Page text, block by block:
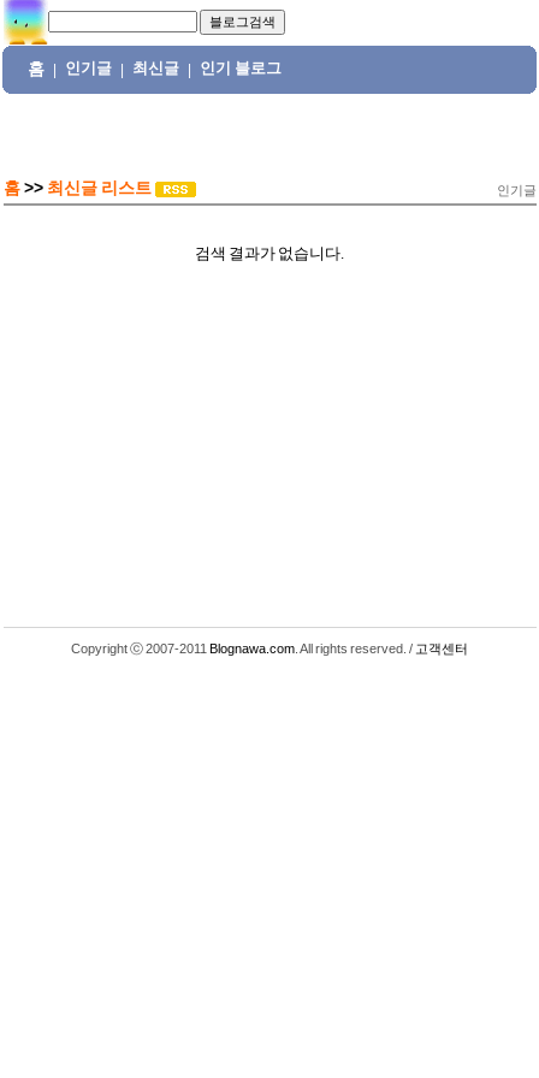
홈 인기글 최신글 인기 블로그
홈 >> 최신글 리스트 인기글
검색 결과가 없습니다.
Copyright ⓒ 2007-2011 Blognawa.com . All rights reserved. / 고객센터